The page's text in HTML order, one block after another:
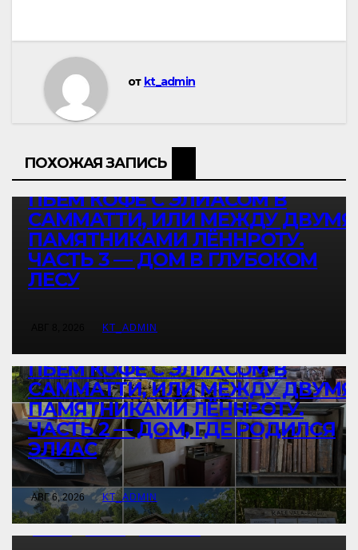
от kt_admin
ПОХОЖАЯ ЗАПИСЬ
ПЬЁМ КОФЕ С ЭЛИАСОМ В
САММАТТИ, ИЛИ МЕЖДУ ДВУМЯ
ПАМЯТНИКАМИ ЛЁННРОТУ.
ЧАСТЬ 3 — ДОМ В ГЛУБОКОМ
ЛЕСУ
KT_ADMIN
КУЛЬТУРА ПУТЕШЕСТВИЕ
ПЬЁМ КОФЕ С ЭЛИАСОМ В
САММАТТИ, ИЛИ МЕЖДУ ДВУМЯ
ПАМЯТНИКАМИ ЛЁННРОТУ.
ЧАСТЬ 2 — ДОМ, ГДЕ РОДИЛСЯ
ЭЛИАС
АВГ 6, 2026 KT_ADMIN